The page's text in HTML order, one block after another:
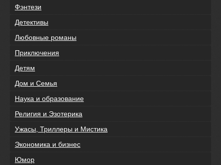
Фэнтези
Детективы
Любовные романы
Приключения
Детям
Дом и Семья
Наука и образование
Религия и Эзотерика
Ужасы, Триллеры и Мистика
Экономика и бизнес
Юмор